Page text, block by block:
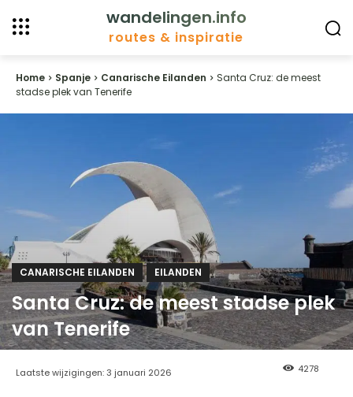
wandelingen.info
routes & inspiratie
Home Spanje Canarische Eilanden
Santa Cruz: de meest
stadse plek van Tenerife
CANARISCHE EILANDEN EILANDEN
Santa Cruz: de meest stadse plek
van Tenerife
Laatste wijzigingen:3 januari 2026 4278